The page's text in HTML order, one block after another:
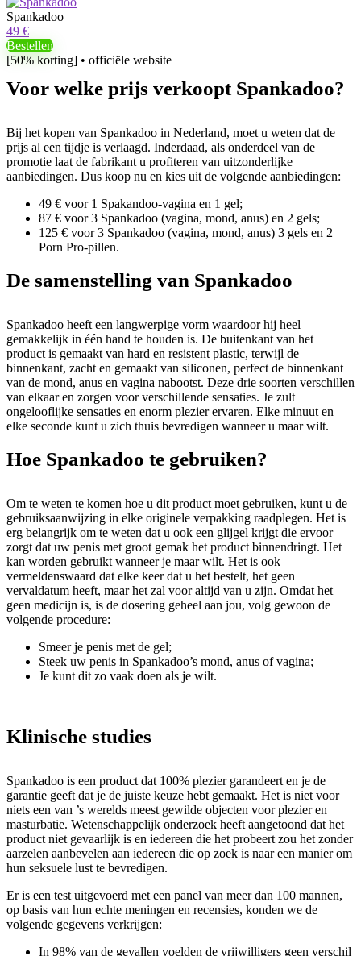
Spankadoo
49 €
Bestellen
[50% korting] • officiële website
Voor welke prijs verkoopt Spankadoo?
Bij het kopen van Spankadoo in Nederland, moet u weten dat de
prijs al een tijdje is verlaagd. Inderdaad, als onderdeel van de
promotie laat de fabrikant u profiteren van uitzonderlijke
aanbiedingen. Dus koop nu en kies uit de volgende aanbiedingen:
49 € voor 1 Spakandoo-vagina en 1 gel;
87 € voor 3 Spankadoo (vagina, mond, anus) en 2 gels;
125 € voor 3 Spankadoo (vagina, mond, anus) 3 gels en 2
Porn Pro-pillen.
De samenstelling van Spankadoo
Spankadoo heeft een langwerpige vorm waardoor hij heel
gemakkelijk in één hand te houden is. De buitenkant van het
product is gemaakt van hard en resistent plastic, terwijl de
binnenkant, zacht en gemaakt van siliconen, perfect de binnenkant
van de mond, anus en vagina nabootst. Deze drie soorten verschillen
van elkaar en zorgen voor verschillende sensaties. Je zult
ongelooflijke sensaties en enorm plezier ervaren. Elke minuut en
elke seconde kunt u zich thuis bevredigen wanneer u maar wilt.
Hoe Spankadoo te gebruiken?
Om te weten te komen hoe u dit product moet gebruiken, kunt u de
gebruiksaanwijzing in elke originele verpakking raadplegen. Het is
erg belangrijk om te weten dat u ook een glijgel krijgt die ervoor
zorgt dat uw penis met groot gemak het product binnendringt. Het
kan worden gebruikt wanneer je maar wilt. Het is ook
vermeldenswaard dat elke keer dat u het bestelt, het geen
vervaldatum heeft, maar het zal voor altijd van u zijn. Omdat het
geen medicijn is, is de dosering geheel aan jou, volg gewoon de
volgende procedure:
Smeer je penis met de gel;
Steek uw penis in Spankadoo’s mond, anus of vagina;
Je kunt dit zo vaak doen als je wilt.
Klinische studies
Spankadoo is een product dat 100% plezier garandeert en je de
garantie geeft dat je de juiste keuze hebt gemaakt. Het is niet voor
niets een van ’s werelds meest gewilde objecten voor plezier en
masturbatie. Wetenschappelijk onderzoek heeft aangetoond dat het
product niet gevaarlijk is en iedereen die het probeert zou het zonder
aarzelen aanbevelen aan iedereen die op zoek is naar een manier om
hun seksuele lust te bevredigen.
Er is een test uitgevoerd met een panel van meer dan 100 mannen,
op basis van hun echte meningen en recensies, konden we de
volgende gegevens verkrijgen:
In 98% van de gevallen voelden de vrijwilligers geen verschil